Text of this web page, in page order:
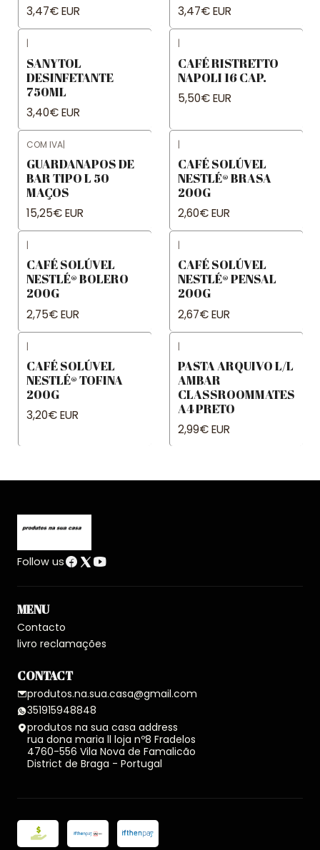
3,47€ EUR 3,47€ EUR
|
SANYTOL
DESINFETANTE
750ML
3,40€ EUR
|
CAFÉ RISTRETTO
NAPOLI 16 CAP.
5,50€ EUR
COM IVA|
GUARDANAPOS DE
BAR TIPO L 50
MAÇOS
15,25€ EUR
|
CAFÉ SOLÚVEL
NESTLÉ® BRASA
200G
2,60€ EUR
|
CAFÉ SOLÚVEL
NESTLÉ® BOLERO
200G
2,75€ EUR
|
CAFÉ SOLÚVEL
NESTLÉ® PENSAL
200G
2,67€ EUR
|
CAFÉ SOLÚVEL
NESTLÉ® TOFINA
200G
3,20€ EUR
|
PASTA ARQUIVO L/L
AMBAR
CLASSROOMMATES
A4 PRETO
2,99€ EUR
Follow us
MENU
Contacto
livro reclamações
CONTACT
produtos.na.sua.casa@gmail.com
351915948848
produtos na sua casa address
rua dona maria ll loja nº8 Fradelos
4760-556 Vila Nova de Famalicão
District de Braga - Portugal